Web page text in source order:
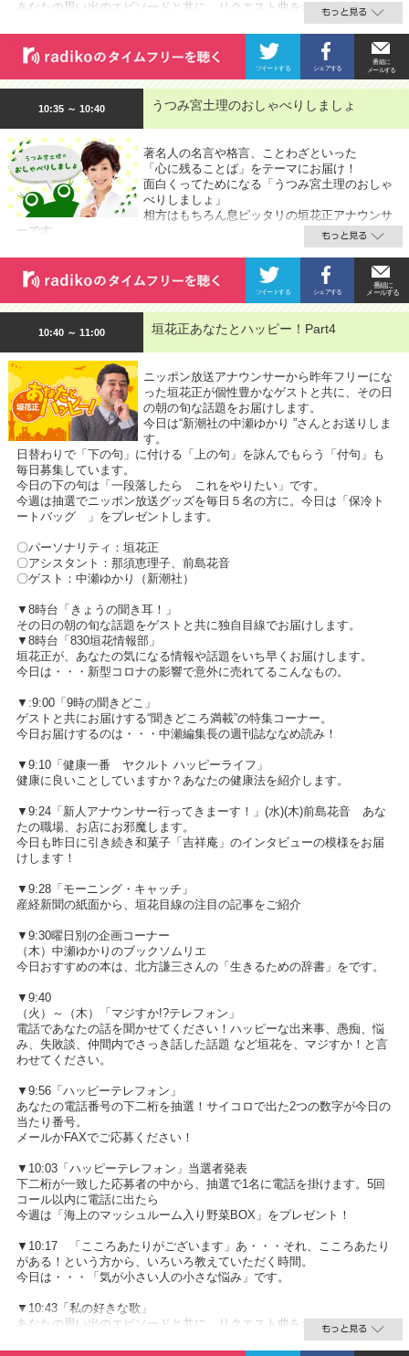
あなたの思い出のエピソードと共に、リクエスト曲をおかけします。
10:35 ～ 10:40 うつみ宮土理のおしゃべりしましょ
著名人の名言や格言、ことわざといった
「心に残ることば」をテーマにお届け！
面白くってためになる「うつみ宮土理のおしゃ
べりしましょ」
相方はもちろん息ピッタリの垣花正アナウンサ
ーです。
10:40 ～ 11:00 垣花正あなたとハッピー！Part4
ニッポン放送アナウンサーから昨年フリーにな
った垣花正が個性豊かなゲストと共に、その日
の朝の旬な話題をお届けします。
今日は“新潮社の中瀬ゆかり ”さんとお送りしま
す。
日替わりで「下の句」に付ける「上の句」を詠んでもらう「付句」も
毎日募集しています。
今日の下の句は「一段落したら これをやりたい」です。
今週は抽選でニッポン放送グッズを毎日５名の方に。今日は「保冷ト
ートバッグ 」をプレゼントします。
〇パーソナリティ：垣花正
〇アシスタント：那須恵理子、前島花音
〇ゲスト：中瀬ゆかり（新潮社）
▼8時台「きょうの聞き耳！」
その日の朝の旬な話題をゲストと共に独自目線でお届けします。
▼8時台「830垣花情報部」
垣花正が、あなたの気になる情報や話題をいち早くお届けします。
今日は・・・新型コロナの影響で意外に売れてるこんなもの。
▼:9:00「9時の聞きどこ」
ゲストと共にお届けする“聞きどころ満載”の特集コーナー。
今日お届けするのは・・・中瀬編集長の週刊誌ななめ読み！
▼9:10「健康一番 ヤクルト ハッピーライフ」
健康に良いことしていますか？あなたの健康法を紹介します。
▼9:24「新人アナウンサー行ってきまーす！」(水)(木)前島花音 あな
たの職場、お店にお邪魔します。
今日も昨日に引き続き和菓子「吉祥庵」のインタビューの模様をお届
けします！
▼9:28「モーニング・キャッチ」
産経新聞の紙面から、垣花目線の注目の記事をご紹介
▼9:30曜日別の企画コーナー
（木）中瀬ゆかりのブックソムリエ
今日おすすめの本は、北方謙三さんの「生きるための辞書」をです。
▼9:40
（火）～（木）「マジすか!?テレフォン」
電話であなたの話を聞かせてください！ハッピーな出来事、愚痴、悩
み、失敗談、仲間内でさっき話した話題 など垣花を、マジすか！と言
わせてください。
▼9:56「ハッピーテレフォン」
あなたの電話番号の下二桁を抽選！サイコロで出た2つの数字が今日の
当たり番号。
メールかFAXでご応募ください！
▼10:03「ハッピーテレフォン」当選者発表
下二桁が一致した応募者の中から、抽選で1名に電話を掛けます。5回
コール以内に電話に出たら
今週は「海上のマッシュルーム入り野菜BOX」をプレゼント！
▼10:17 「こころあたりがございます」あ・・・それ、こころあたり
がある！という方から、いろいろ教えていただく時間。
今日は・・・「気が小さい人の小さな悩み」です。
▼10:43「私の好きな歌」
あなたの思い出のエピソードと共に、リクエスト曲をおかけします。